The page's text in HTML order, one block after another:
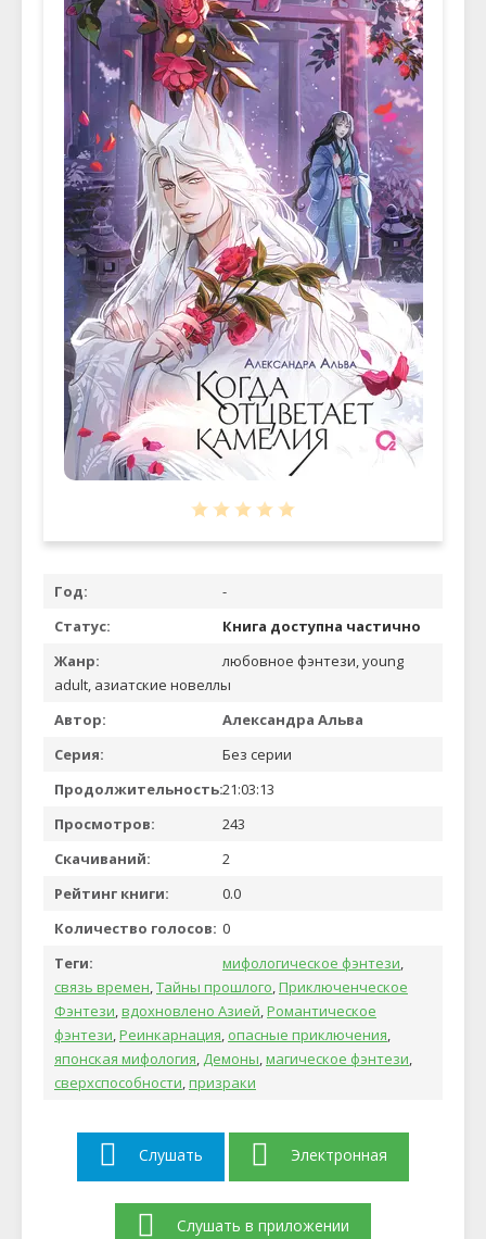
Год:
-
Статус:
Книга доступна частично
Жанр:
любовное фэнтези, young
adult, азиатские новеллы
Автор:
Александра Альва
Серия:
Без серии
Продолжительность:21:03:13
Просмотров:
243
Скачиваний:
2
Рейтинг книги:
0.0
Количество голосов: 0
Теги:
мифологическое фэнтези,
связь времен,Тайны прошлого,Приключенческое
Фэнтези,вдохновлено Азией,Романтическое
фэнтези,Реинкарнация, опасные приключения,
японская мифология, Демоны,магическое фэнтези,
сверхспособности,призраки
Слушать Электронная
Слушать в приложении